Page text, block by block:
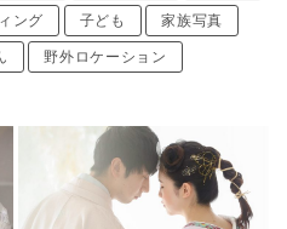
ング 子ども
家族写真
野外ロケーション